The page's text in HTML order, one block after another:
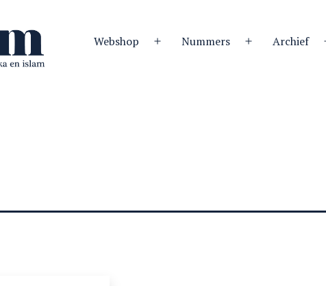
Webshop
Open
Nummers
Open
Archief